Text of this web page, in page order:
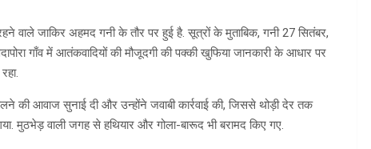
वाले जाकिर अहमद गनी के तौर पर हुई है. सूत्रों के मुताबिक, गनी 27 सितंबर,
गाँव में आतंकवादियों की मौजूदगी की पक्की खुफिया जानकारी के आधार पर
की आवाज सुनाई दी और उन्होंने जवाबी कार्रवाई की, जिससे थोड़ी देर तक
मुठभेड़ वाली जगह से हथियार और गोला-बारूद भी बरामद किए गए.